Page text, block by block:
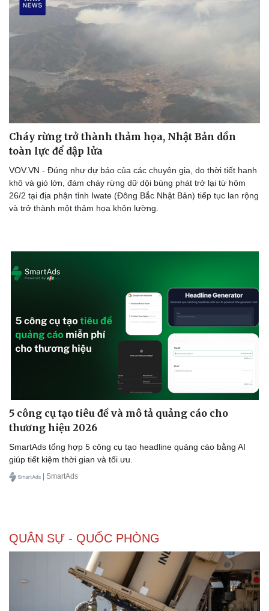
Cháy rừng trở thành thảm họa, Nhật Bản dồn
toàn lực để dập lửa
VOV.VN - Đúng như dự báo của các chuyên gia, do thời tiết hanh
khô và gió lớn, đám cháy rừng dữ dội bùng phát trở lại từ hôm
26/2 tại địa phận tỉnh Iwate (Đông Bắc Nhật Bản) tiếp tục lan rộng
và trở thành một thảm họa khôn lường.
5 công cụ tạo tiêu đề và mô tả quảng cáo cho
thương hiệu 2026
SmartAds tổng hợp 5 công cụ tạo headline quảng cáo bằng AI
giúp tiết kiệm thời gian và tối ưu.
| SmartAds
QUÂN SỰ - QUỐC PHÒNG